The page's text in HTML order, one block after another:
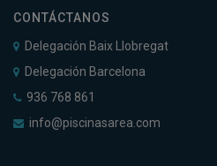
CONTÁCTANOS
Delegación Baix Llobregat
Delegación Barcelona
936 768 861
info@piscinasarea.com